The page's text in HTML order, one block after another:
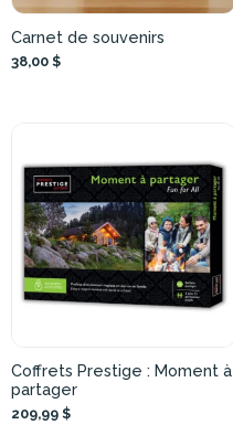
Carnet de souvenirs
38,00 $
Coffrets Prestige : Moment à
partager
209,99 $